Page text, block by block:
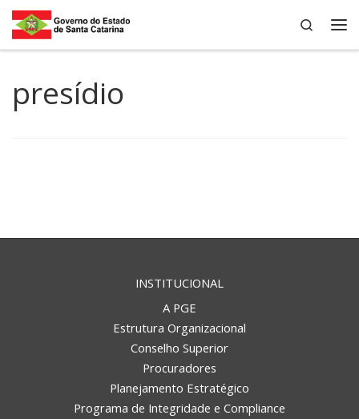
Skip to content
Search
presídio
INSTITUCIONAL
A PGE
Estrutura Organizacional
Conselho Superior
Procuradores
Planejamento Estratégico
Programa de Integridade e Compliance